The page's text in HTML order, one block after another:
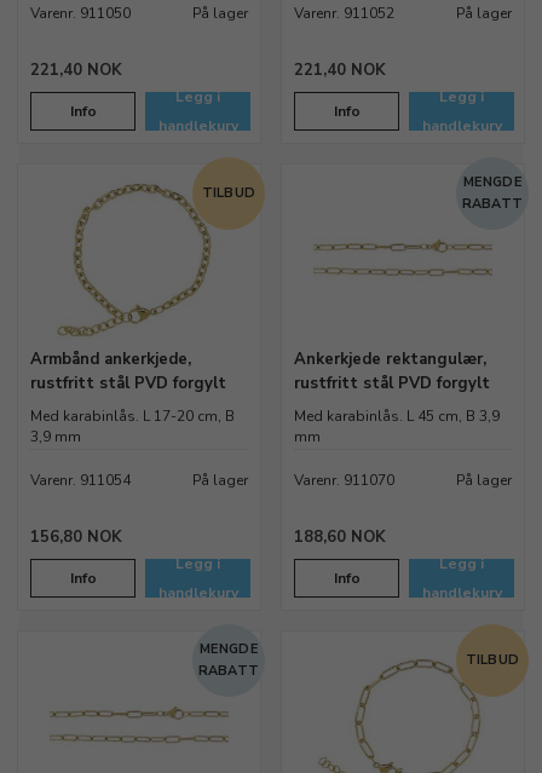
Varenr. 911050 På lager
221,40 NOK
Info
Legg i
handlekurv
Varenr. 911052 På lager
221,40 NOK
Info
Legg i
handlekurv
TILBUD
Armbånd ankerkjede,
rustfritt stål PVD forgylt
Med karabinlås. L 17-20 cm, B
3,9 mm
Varenr. 911054 På lager
156,80 NOK
Info
Legg i
handlekurv
MENGDE
RABATT
Ankerkjede rektangulær,
rustfritt stål PVD forgylt
Med karabinlås. L 45 cm, B 3,9
mm
Varenr. 911070 På lager
188,60 NOK
Info
Legg i
handlekurv
MENGDE
RABATT
TILBUD